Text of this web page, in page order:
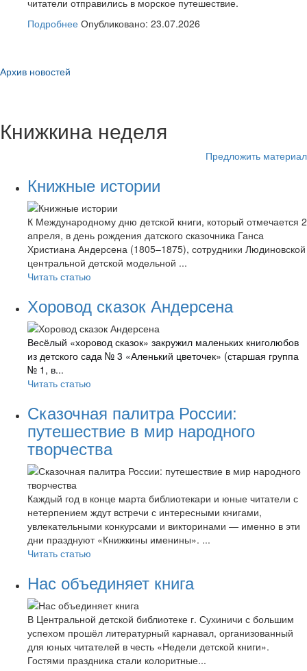
Подробнее Опубликовано: 23.07.2026
Архив новостей
Книжкина неделя
Предложить материал
Книжные истории
К Международному дню детской книги, который отмечается 2
апреля, в день рождения датского сказочника Ганса
Христиана Андерсена (1805–1875), сотрудники Людиновской
центральной детской модельной ...
Читать статью
Хоровод сказок Андерсена
Весёлый «хоровод сказок» закружил маленьких книголюбов
из детского сада № 3 «Аленький цветочек» (старшая группа
№ 1, в...
Читать статью
Сказочная палитра России:
путешествие в мир народного
творчества
Каждый год в конце марта библиотекари и юные читатели с
нетерпением ждут встречи с интересными книгами,
увлекательными конкурсами и викторинами — именно в эти
дни празднуют «Книжкины именины». ...
Читать статью
Нас объединяет книга
В Центральной детской библиотеке г. Сухиничи с большим
успехом прошёл литературный карнавал, организованный
для юных читателей в честь «Недели детской книги».
Гостями праздника стали колоритные...